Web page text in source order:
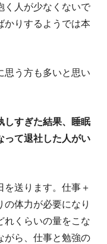
く人が少なくないで
かりするようでは本
思う方も多いと思い
しすぎた結果、睡眠
って退社した人がい
を送ります。仕事＋
体力が必要になり
れくらいの量をこな
がら、仕事と勉強の